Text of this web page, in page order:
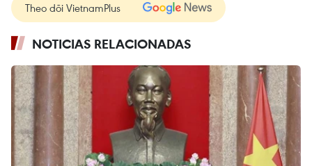
Theo dõi VietnamPlus
NOTICIAS RELACIONADAS